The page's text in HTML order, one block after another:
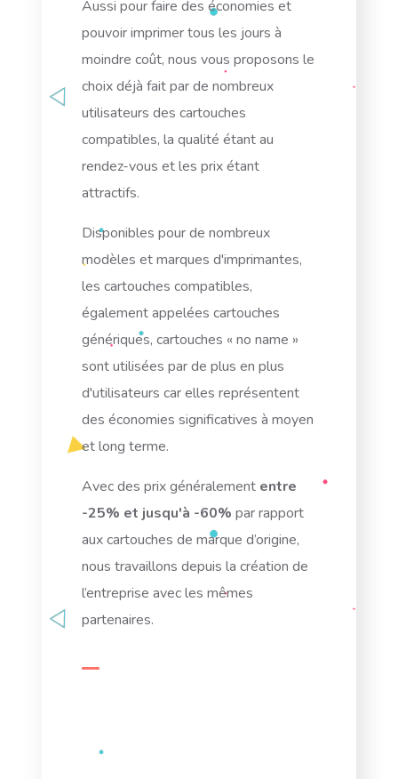
Aussi pour faire des économies et
pouvoir imprimer tous les jours à
moindre coût, nous vous proposons le
choix déjà fait par de nombreux
utilisateurs descartouches
compatibles, la qualité étant au
rendez-vous et les prix étant
attractifs.
Disponibles pour de nombreux
modèles et marques d'imprimantes,
les cartouches compatibles,
également appelées cartouches
génériques, cartouches « no name »
sont utilisées par de plus en plus
d'utilisateurs car elles représentent
des économies significatives à moyen
et long terme.
Avec des prix généralement entre
-25% et jusqu'à -60% par rapport
aux cartouches de marque d’origine,
nous travaillons depuis la création de
l’entreprise avec les mêmes
partenaires.